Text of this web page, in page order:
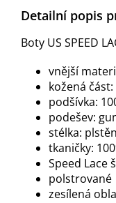
Detailní popis
Boty US SPEED
vnější
kožená
podšívka:
podešev:
stélka:
tkaničky:
Speed Lace
polstrované
zesílená